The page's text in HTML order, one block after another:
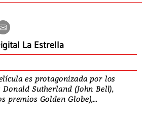
La Estrella
es protagonizada por los
Sutherland (John Bell),
premios Golden Globe),...